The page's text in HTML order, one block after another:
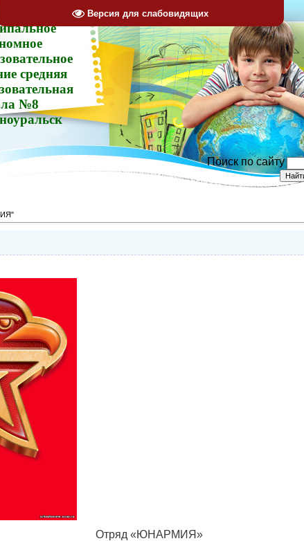
Версия для слабовидящих
средняя
№8
Поиск по сайту
Отряд «ЮНАРМИЯ»